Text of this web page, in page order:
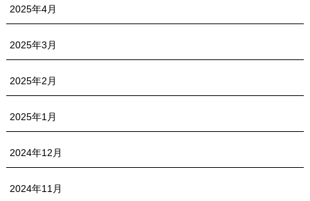
2025年4月
2025年3月
2025年2月
2025年1月
2024年12月
2024年11月